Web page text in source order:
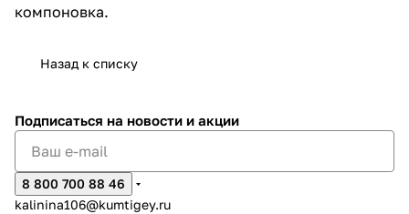
компоновка.
Назад к списку
Подписаться на новости и акции
8 800 700 88 46
kalinina106@kumtigey.ru
раз в 2 недели